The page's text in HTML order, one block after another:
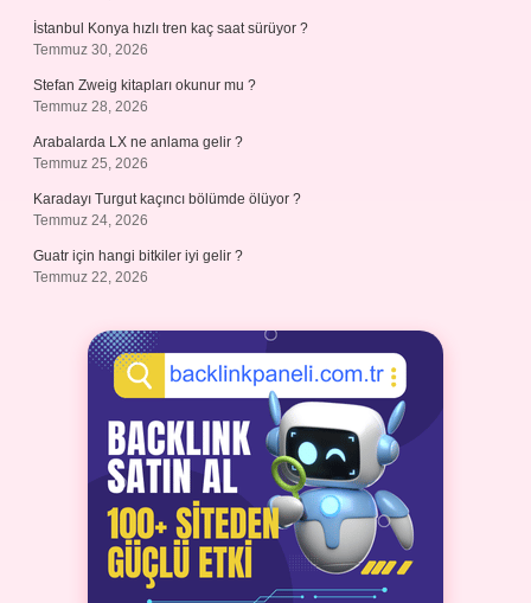
İstanbul Konya hızlı tren kaç saat sürüyor ?
Temmuz 30, 2026
Stefan Zweig kitapları okunur mu ?
Temmuz 28, 2026
Arabalarda LX ne anlama gelir ?
Temmuz 25, 2026
Karadayı Turgut kaçıncı bölümde ölüyor ?
Temmuz 24, 2026
Guatr için hangi bitkiler iyi gelir ?
Temmuz 22, 2026